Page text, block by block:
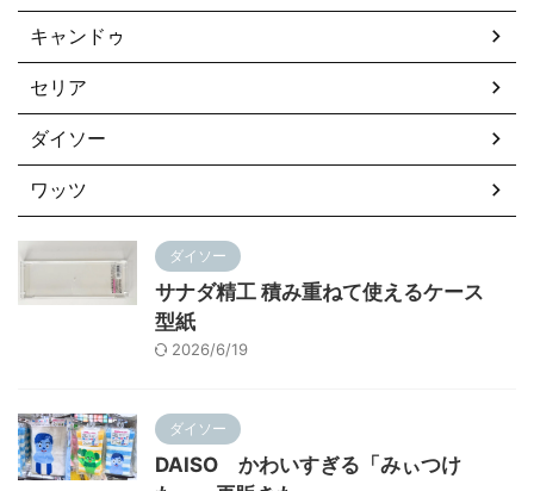
キャンドゥ
セリア
ダイソー
ワッツ
ダイソー
サナダ精工 積み重ねて使えるケース
型紙
2026/6/19
ダイソー
DAISO かわいすぎる「みぃつけ